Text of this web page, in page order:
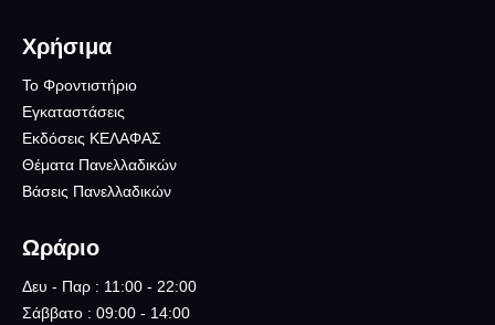
Χρήσιμα
Το Φροντιστήριο
Εγκαταστάσεις
Εκδόσεις ΚΕΛΑΦΑΣ
Θέματα Πανελλαδικών
Βάσεις Πανελλαδικών
Ωράριο
Δευ - Παρ : 11:00 - 22:00
Σάββατο : 09:00 - 14:00